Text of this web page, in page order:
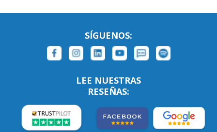
SÍGUENOS:
LEE NUESTRAS
RESEÑAS: